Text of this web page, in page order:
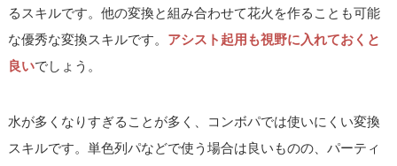
るスキルです。他の変換と組み合わせて花火を作ることも可能
な優秀な変換スキルです。 アシスト起用も視野に入れておくと
良いでしょう。
水が多くなりすぎることが多く、コンボパでは使いにくい変換
スキルです。単色列パなどで使う場合は良いものの、パーティ